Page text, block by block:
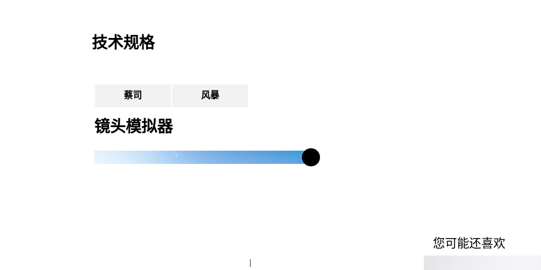
技术规格
蔡司 风暴
镜头模拟器
您可能还喜欢